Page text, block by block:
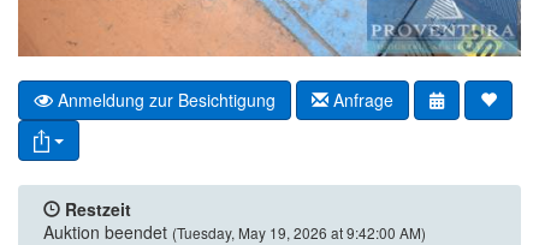
Anmeldung zur Besichtigung Anfrage
Restzeit
Auktion beendet (Tuesday, May 19, 2026 at 9:42:00 AM)